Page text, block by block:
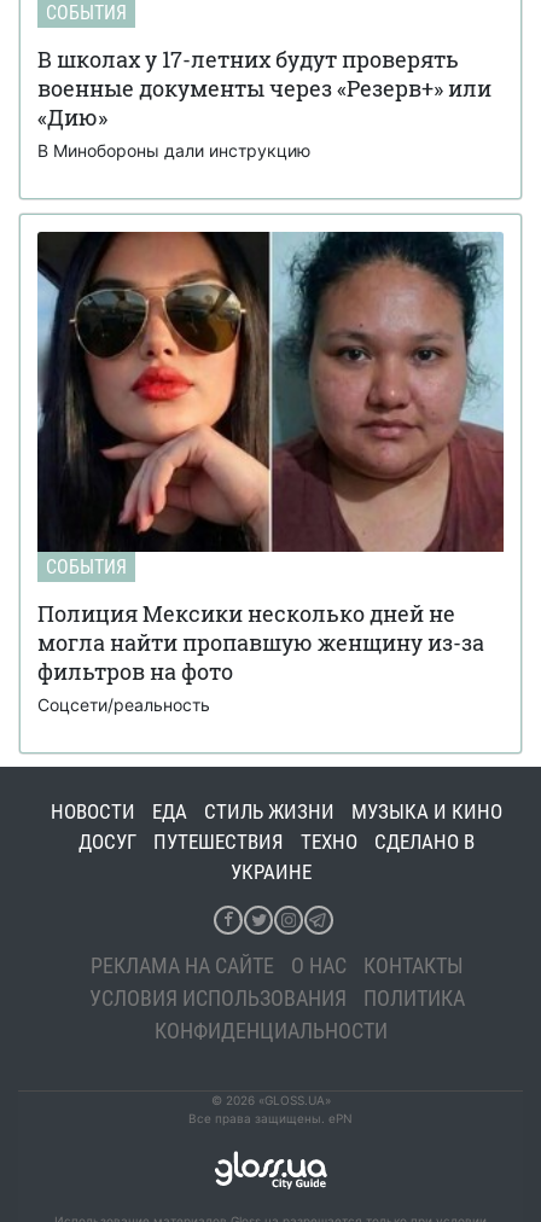
СОБЫТИЯ
В школах у 17-летних будут проверять
военные документы через «Резерв+» или
«Дию»
В Минобороны дали инструкцию
СОБЫТИЯ
Полиция Мексики несколько дней не
могла найти пропавшую женщину из-за
фильтров на фото
Соцсети/реальность
НОВОСТИ ЕДА СТИЛЬ ЖИЗНИ
МУЗЫКА И КИНО
ДОСУГ
ПУТЕШЕСТВИЯ ТЕХНО
СДЕЛАНО В
УКРАИНЕ
РЕКЛАМА НА САЙТЕ О НАС
КОНТАКТЫ
УСЛОВИЯ ИСПОЛЬЗОВАНИЯ
ПОЛИТИКА
КОНФИДЕНЦИАЛЬНОСТИ
© 2026 «GLOSS.UA»
Все права защищены. ePN